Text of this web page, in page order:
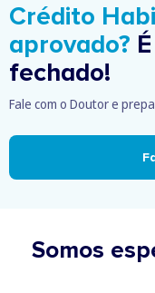
Crédito
aprovado?
fechado!
Fale com o Doutor e
Somos